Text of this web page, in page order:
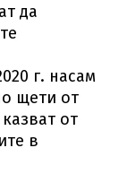
да
г. насам
щети от
от
в